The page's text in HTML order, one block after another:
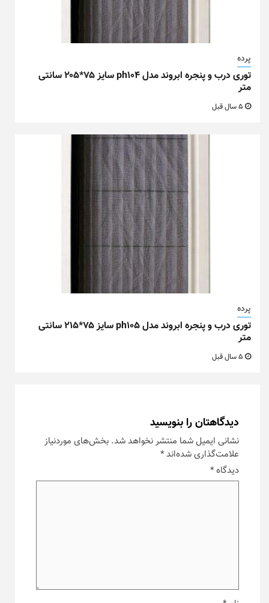
پرده
توری درب و پنجره ابروند مدل ph104 سایز ۷۵*۲۰۵ سانتی
متر
پرده
توری درب و پنجره ابروند مدل ph105 سایز ۷۵*۲۱۵ سانتی
متر
دیدگاهتان را بنویسید
نشانی ایمیل شما منتشر نخواهد شد. بخش‌های موردنیاز
علامت‌گذاری شده‌اند*
دیدگاه*